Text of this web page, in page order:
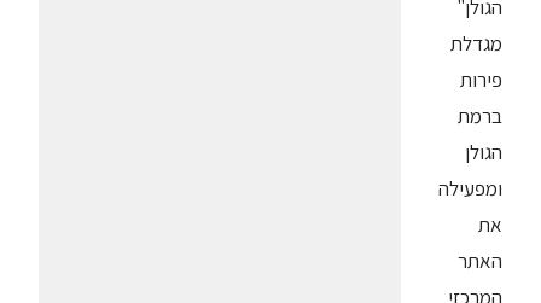
הגולן"
מגדלת
פירות
ברמת
הגולן
ומפעילה
את
האתר
המרכזי